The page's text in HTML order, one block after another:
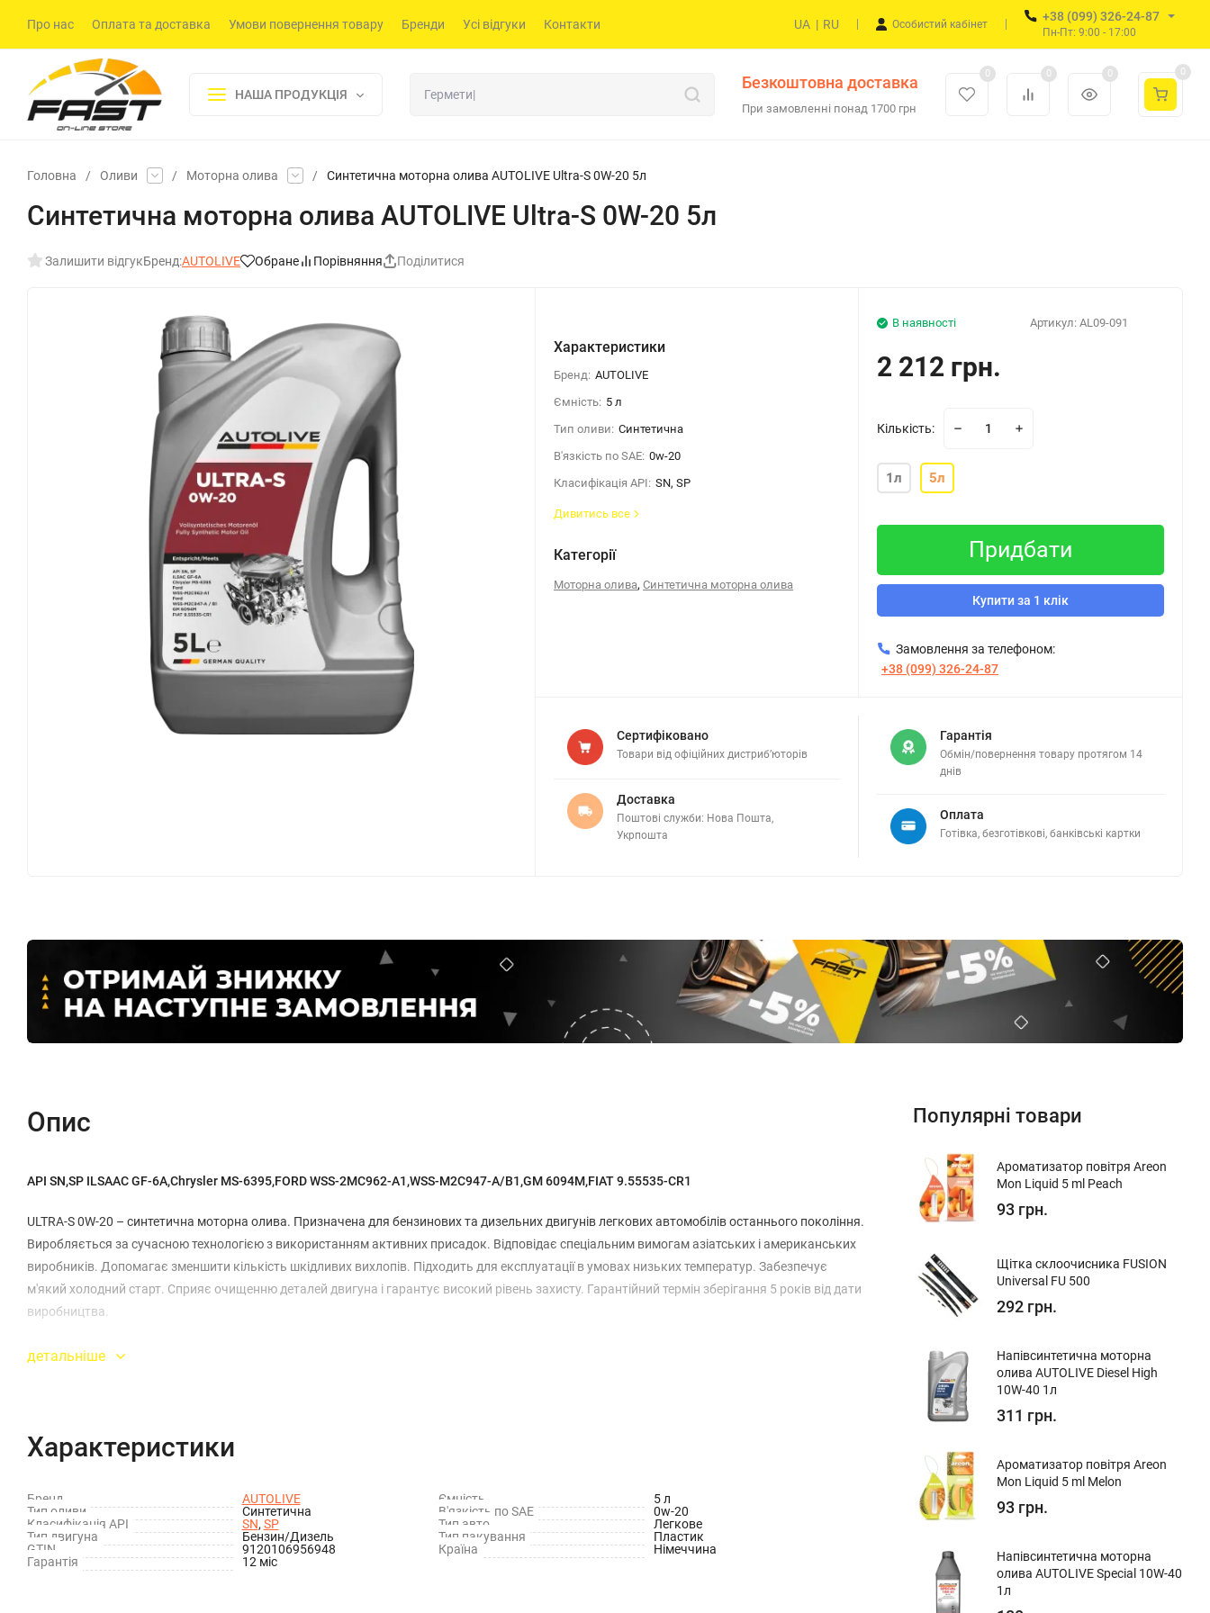
Про нас Оплата та доставка Умови повернення товару Бренди Усі відгуки Контакти UA | RU Особистий кабінет
+38 (099) 326-24-87
Пн-Пт: 9:00 - 17:00
НАША ПРОДУКЦІЯ
Безкоштовна доставка
При замовленні понад 1700 грн
0 0 0 0
Головна / Оливи / Моторна олива / Синтетична моторна олива AUTOLIVE Ultra-S 0W-20 5л
Синтетична моторна олива AUTOLIVE Ultra-S 0W-20 5л
Залишити відгукБренд:AUTOLIVE Обране Порівняння Поділитися
Характеристики
Бренд: AUTOLIVE
Ємність: 5 л
Тип оливи: Синтетична
В'язкість по SAE: 0w-20
Класифікація API: SN, SP
Дивитись все
Категорії
Моторна олива,Синтетична моторна олива
Артикул: AL09-091
В наявності
2 212 грн.
Кількість:
1л 5л
Придбати
Купити за 1 клік
Замовлення за телефоном:
+38 (099) 326-24-87
Сертифіковано
Товари від офіційних дистриб’юторів
Доставка
Поштові служби: Нова Пошта,
Укрпошта
Гарантія
Обмін/повернення товару протягом 14
днів
Оплата
Готівка, безготівкові, банківські картки
Опис
API SN,SP ILSAAC GF-6A,Chrysler MS-6395,FORD WSS-2MC962-A1,WSS-M2C947-A/B1,GM 6094M,FIAT 9.55535-CR1
ULTRA-S 0W-20 – синтетична моторна олива. Призначена для бензинових та дизельних двигунів легкових автомобілів останнього покоління.
Виробляється за сучасною технологією з використанням активних присадок. Відповідає спеціальним вимогам азіатських і американських
виробників. Допомагає зменшити кількість шкідливих вихлопів. Підходить для експлуатації в умовах низьких температур. Забезпечує
м'який холодний старт. Сприяє очищенню деталей двигуна і гарантує високий рівень захисту. Гарантійний термін зберігання 5 років від дати
виробництва.
детальніше
Характеристики
Бренд AUTOLIVE Ємність
5 л
Тип оливи
Синтетична В'язкість по SAE
0w-20
Класифікація API
SN, SP Тип авто
Легкове
Тип двигуна
Бензин/Дизель Тип пакування
Пластик
GTIN
9120106956948 Країна
Німеччина
Гарантія
12 міс
Популярні товари
Ароматизатор повітря Areon
Mon Liquid 5 ml Peach
93 грн.
Щітка склоочисника FUSION
Universal FU 500
292 грн.
Напівсинтетична моторна
олива AUTOLIVE Diesel High
10W-40 1л
311 грн.
Ароматизатор повітря Areon
Mon Liquid 5 ml Melon
93 грн.
Напівсинтетична моторна
олива AUTOLIVE Special 10W-40
1л